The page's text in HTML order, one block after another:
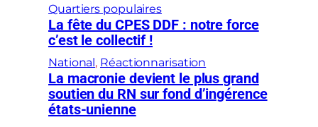
Quartiers populaires
La fête du CPES DDF : notre force
c’est le collectif !
National, Réactionnarisation
La macronie devient le plus grand
soutien du RN sur fond d’ingérence
états-unienne